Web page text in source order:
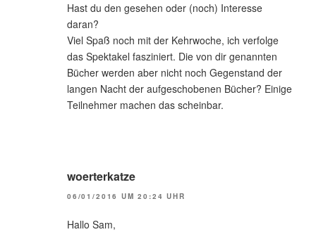
Hast du den gesehen oder (noch) Interesse
daran?
Viel Spaß noch mit der Kehrwoche, ich verfolge
das Spektakel fasziniert. Die von dir genannten
Bücher werden aber nicht noch Gegenstand der
langen Nacht der aufgeschobenen Bücher? Einige
Teilnehmer machen das scheinbar.
woerterkatze
06/01/2016 UM 20:24 UHR
Hallo Sam,